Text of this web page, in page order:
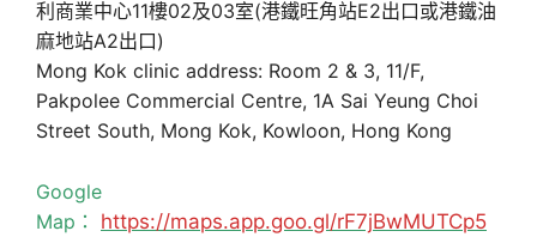
利商業中心11樓02及03室(港鐵旺角站E2出口或港鐵油
麻地站A2出口)
Mong Kok clinic address: Room 2 & 3, 11/F,
Pakpolee Commercial Centre, 1A Sai Yeung Choi
Street South, Mong Kok, Kowloon, Hong Kong
Google
Map： https://maps.app.goo.gl/rF7jBwMUTCp5